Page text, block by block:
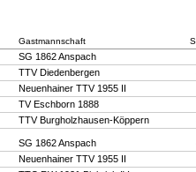
Gastmannschaft
SG 1862 Anspach
TTV Diedenbergen
Neuenhainer TTV 1955 II
TV Eschborn 1888
TTV Burgholzhausen-Köppern
SG 1862 Anspach
Neuenhainer TTV 1955 II